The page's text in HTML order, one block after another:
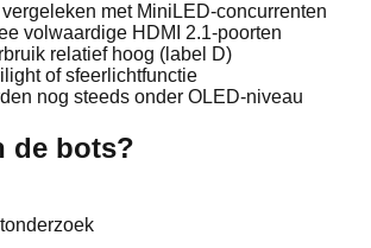
met MiniLED-concurrenten
volwaardige HDMI 2.1-poorten
relatief hoog (label D)
of sfeerlichtfunctie
nog steeds onder OLED-niveau
de bots?